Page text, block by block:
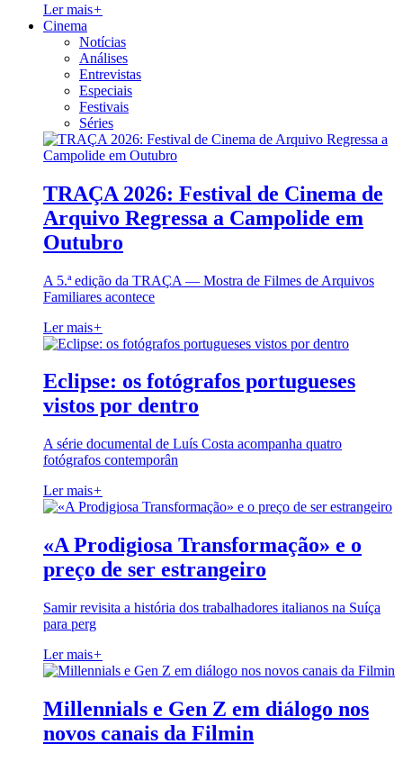
Ler mais+
Cinema
Notícias
Análises
Entrevistas
Especiais
Festivais
Séries
TRAÇA 2026: Festival de Cinema de
Arquivo Regressa a Campolide em
Outubro
A 5.ª edição da TRAÇA — Mostra de Filmes de Arquivos
Familiares acontece
Ler mais+
Eclipse: os fotógrafos portugueses
vistos por dentro
A série documental de Luís Costa acompanha quatro
fotógrafos contemporân
Ler mais+
«A Prodigiosa Transformação» e o
preço de ser estrangeiro
Samir revisita a história dos trabalhadores italianos na Suíça
para perg
Ler mais+
Millennials e Gen Z em diálogo nos
novos canais da Filmin